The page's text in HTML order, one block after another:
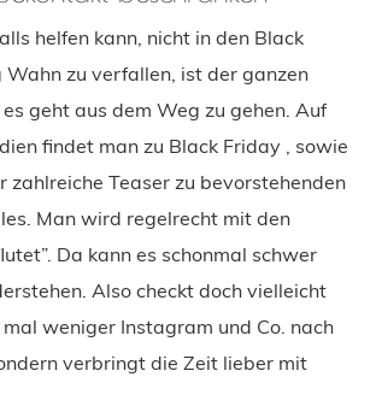
helfen kann, nicht in den Black
Wahn zu verfallen, ist der ganzen
geht aus dem Weg zu gehen. Auf
findet man zu Black Friday , sowie
zahlreiche Teaser zu bevorstehenden
Man wird regelrecht mit den
Da kann es schonmal schwer
Also checkt doch vielleicht
weniger Instagram und Co. nach
verbringt die Zeit lieber mit